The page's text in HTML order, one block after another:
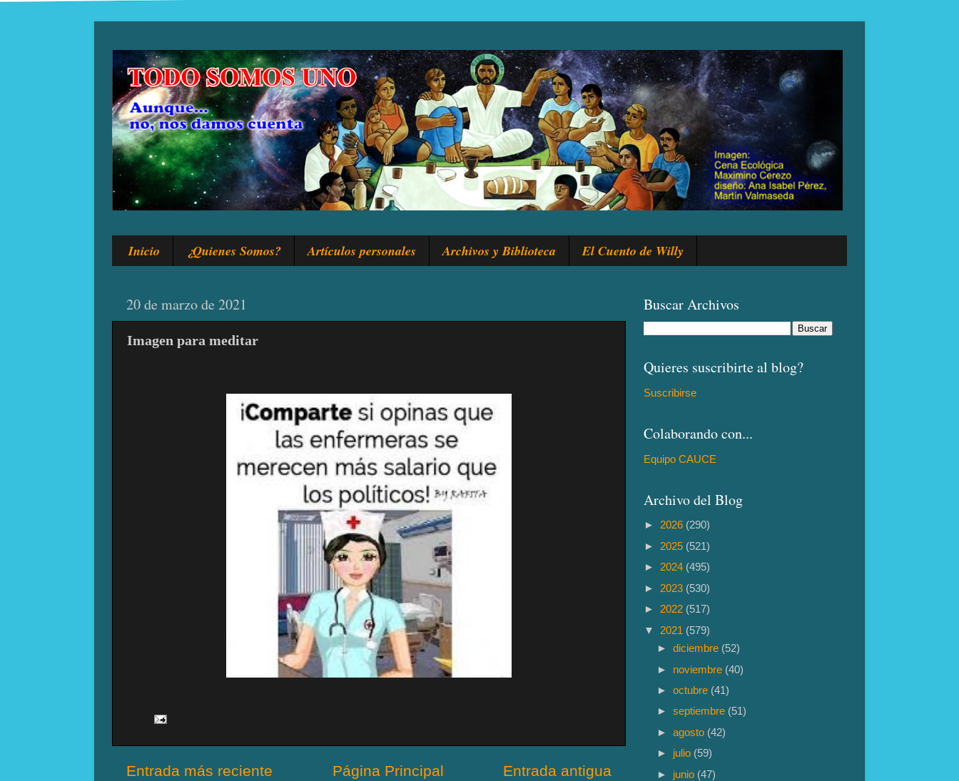
Inicio ¿Quienes Somos? Artículos personales Archivos y Biblioteca El Cuento de Willy
20 de marzo de 2021
Imagen para meditar
Entrada más reciente Entrada antigua
Página Principal
Buscar Archivos
Quieres suscribirte al blog?
Suscribirse
Colaborando con...
Equipo CAUCE
Archivo del Blog
► 2026 (290)
► 2025 (521)
► 2024 (495)
► 2023 (530)
► 2022 (517)
▼ 2021 (579)
►diciembre (52)
► noviembre (40)
►octubre (41)
►septiembre (51)
►agosto (42)
► julio (59)
► junio (47)